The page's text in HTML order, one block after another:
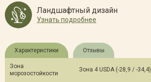
Ландшафтный дизайн
Узнать подробнее
Характеристики Отзывы
Зона
морозостойкости
Зона 4 USDA (-28,9 / -34,4)